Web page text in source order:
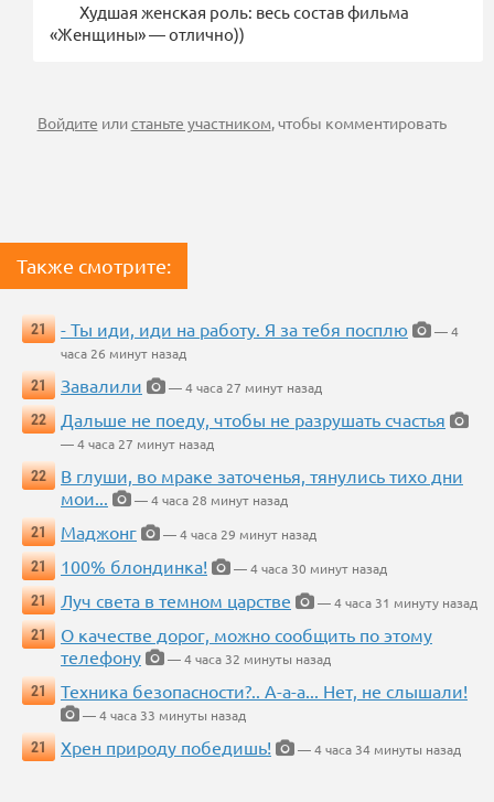
Худшая женская роль: весь состав фильма
«Женщины» — отлично))
Войдите илистаньте участником, чтобы комментировать
Также смотрите:
21 - Ты иди, иди на работу. Я за тебя посплю
— 4
часа 26 минут назад
21
Завалили
— 4 часа 27 минут назад
22
Дальше не поеду, чтобы не разрушать счастья
— 4 часа 27 минут назад
22
В глуши, во мраке заточенья, тянулись тихо дни
мои...
— 4 часа 28 минут назад
21
Маджонг
— 4 часа 29 минут назад
21
100% блондинка!
— 4 часа 30 минут назад
21
Луч света в темном царстве
— 4 часа 31 минуту назад
21
О качестве дорог, можно сообщить по этому
телефону
— 4 часа 32 минуты назад
21
Техника безопасности?.. А-а-а... Нет, не слышали!
— 4 часа 33 минуты назад
21
Хрен природу победишь! — 4 часа 34 минуты назад